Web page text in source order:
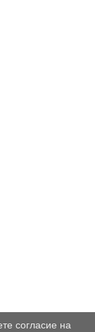
согласие на